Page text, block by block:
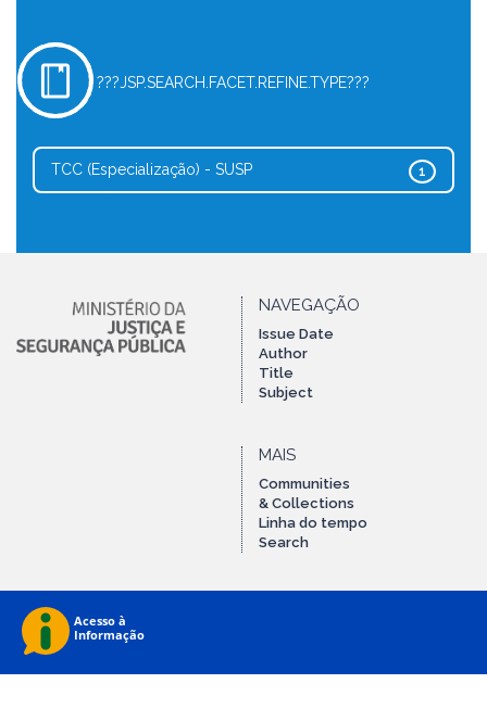
???JSP.SEARCH.FACET.REFINE.TYPE???
1
TCC (Especialização) - SUSP
NAVEGAÇÃO
Issue Date
Author
Title
Subject
MAIS
Communities
& Collections
Linha do tempo
Search